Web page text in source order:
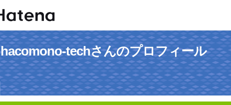
hacomono-techさんのプロフィール